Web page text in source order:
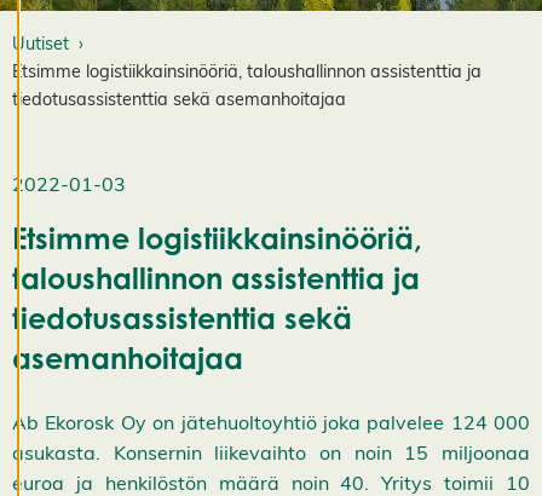
Uutiset
Etsimme logistiikkainsinööriä, taloushallinnon assistenttia ja
tiedotusassistenttia sekä asemanhoitajaa
2022-01-03
Etsimme logistiikkainsinööriä,
taloushallinnon assistenttia ja
tiedotusassistenttia sekä
asemanhoitajaa
Ab Ekorosk Oy on jätehuoltoyhtiö joka palvelee 124 000
asukasta. Konsernin liikevaihto on noin 15 miljoonaa
euroa ja henkilöstön määrä noin 40. Yritys toimii 10